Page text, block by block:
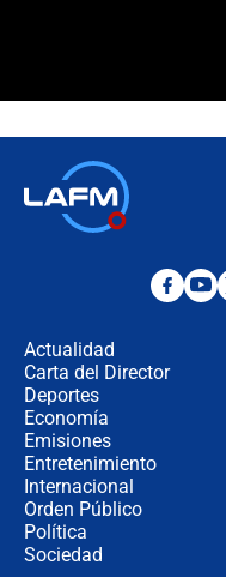
Actualidad
Carta del Director
Deportes
Economía
Emisiones
Entretenimiento
Internacional
Orden Público
Política
Sociedad